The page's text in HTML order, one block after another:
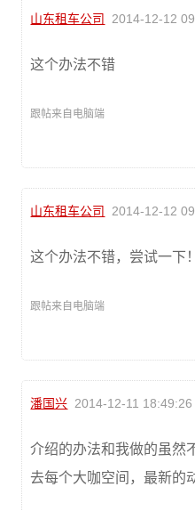
山东租车公司 2014-12-12
这个办法不错
跟帖来自电脑端
山东租车公司 2014-12-12
这个办法不错，尝试一下！
跟帖来自电脑端
潘国兴 2014-12-11 18:49:26
介绍的办法和我做的虽然
去每个大咖空间，最新的